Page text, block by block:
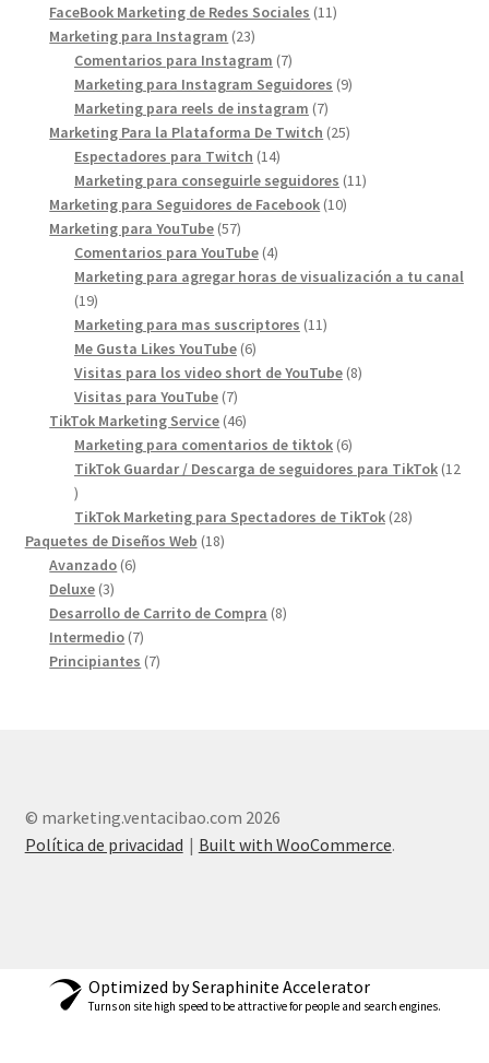
FaceBook Marketing de Redes Sociales 1111
Marketing para Instagram 2323
products
Comentarios para Instagram 77
products
Marketing para Instagram Seguidores 99
Marketing para reels de instagram 77
products
Marketing Para la Plataforma De Twitch 2525
Espectadores para Twitch 1414
products
Marketing para conseguirle seguidores 1111
Marketing para Seguidores de Facebook 1010
Marketing para YouTube 5757
products
Comentarios para YouTube 44
products
Marketing para agregar horas de visualización a tu canal
1919
products
Marketing para mas suscriptores 1111
Me Gusta Likes YouTube 66
products
Visitas para los video short de YouTube 88
Visitas para YouTube 77
products
TikTok Marketing Service 4646
products
Marketing para comentarios de tiktok 66
products
TikTok Guardar / Descarga de seguidores para TikTok 12
12
products
TikTok Marketing para Spectadores de TikTok 2828
Paquetes de Diseños Web 1818
Avanzado 66
Deluxe 33
products
Desarrollo de Carrito de Compra 88
Intermedio 77
products
Principiantes 77
© marketing.ventacibao.com 2026
Política de privacidad
Built with WooCommerce.
Optimized by Seraphinite Accelerator
Turns on site high speed to be attractive for people and search engines.